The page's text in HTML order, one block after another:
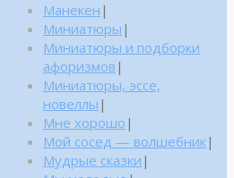
Манекен |
Миниатюры |
Миниатюры и подборки
афоризмов |
Миниатюры, эссе,
новеллы |
Мне хорошо |
Мой сосед — волшебник|
Мудрые сказки |